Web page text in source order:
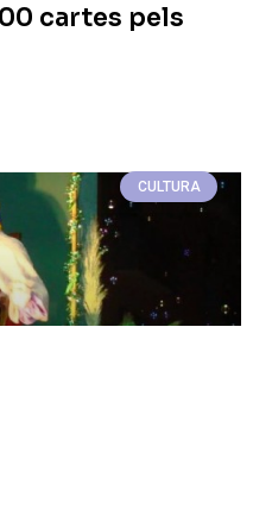
cartes pels
CULTURA